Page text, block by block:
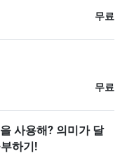
무료
무료
사용해? 의미가 달
하기!